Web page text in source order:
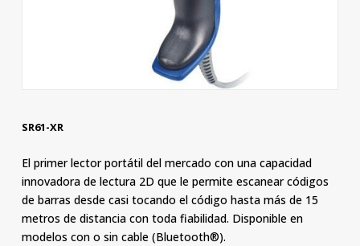
SR61-XR
El primer lector portátil del mercado con una capacidad
innovadora de lectura 2D que le permite escanear códigos
de barras desde casi tocando el código hasta más de 15
metros de distancia con toda fiabilidad. Disponible en
modelos con o sin cable (Bluetooth®).